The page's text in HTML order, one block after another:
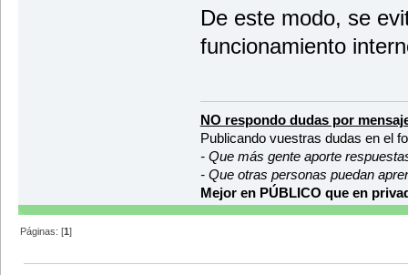
De este modo, se
funcionamiento
NO respondo dudas por
Publicando vuestras dudas en el
- Que más gente aporte
- Que otras personas puedan
Mejor en PÚBLICO que en
Páginas: [1]